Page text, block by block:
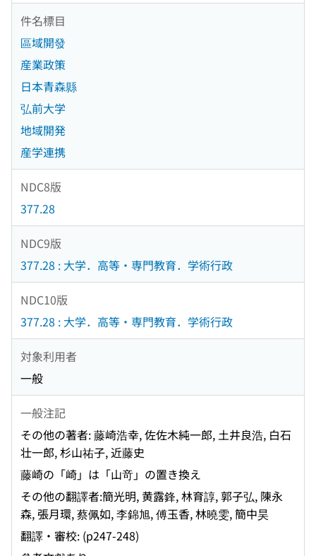
件名標目
區域開發
産業政策
日本青森縣
弘前大学
地域開発
産学連携
NDC8版
377.28
NDC9版
377.28 : 大学．高等・専門教育．学術行政
NDC10版
377.28 : 大学．高等・専門教育．学術行政
対象利用者
一般
一般注記
その他の著者: 藤崎浩幸, 佐佐木純一郎, 土井良浩, 白石
壮一郎, 杉山祐子, 近藤史
藤崎の「崎」は「山竒」の置き換え
その他の翻譯者:簡光明, 黄露鋒, 林育諄, 郭子弘, 陳永
森, 張月環, 蔡佩如, 李錦旭, 傅玉香, 林曉雯, 簡中昊
翻譯・審校: (p247-248)